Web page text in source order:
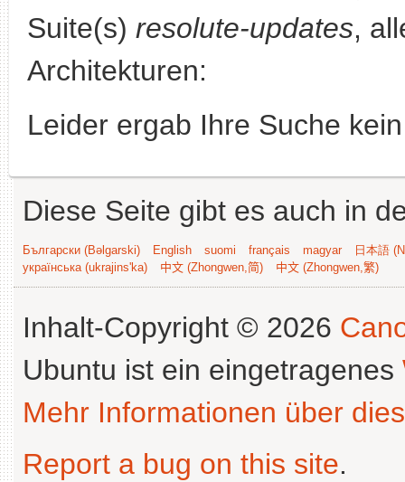
Suite(s) resolute-updates,
Architekturen:
Leider ergab Ihre Suche
Diese Seite gibt es auch in
Български (Bəlgarski) English suomi français magyar
日本語
українська (ukrajins'ka)
中文 (Zhongwen,简) 中文 (Zhongwen,繁)
Inhalt-Copyright © 2026
Ubuntu ist ein eingetragenes
Mehr Informationen über
Report a bug on this site.